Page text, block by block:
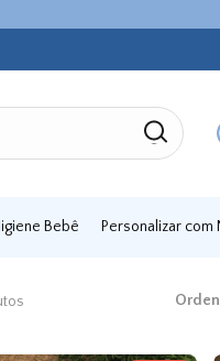
Bebê Personalizar com